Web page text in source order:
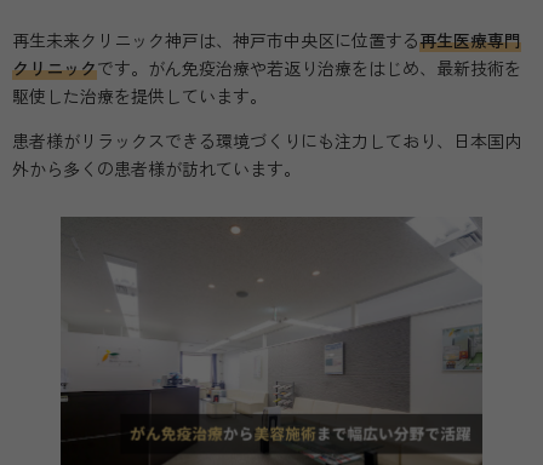
再生未来クリニック神戸は、神戸市中央区に位置する再生医療専門
クリニックです。がん免疫治療や若返り治療をはじめ、最新技術を
駆使した治療を提供しています。
患者様がリラックスできる環境づくりにも注力しており、日本国内
外から多くの患者様が訪れています。